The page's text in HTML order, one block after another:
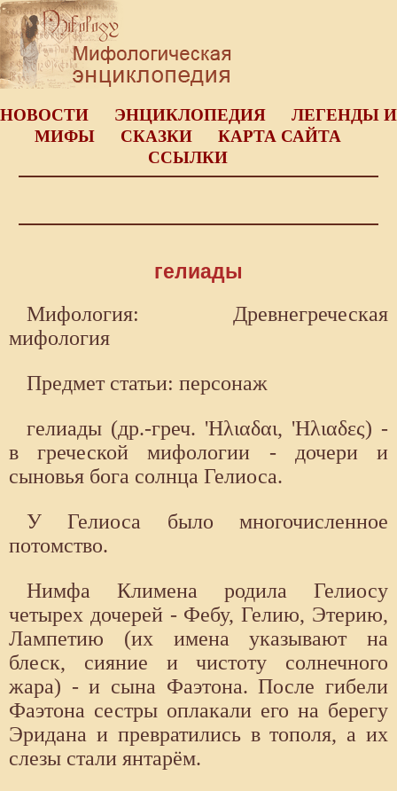
НОВОСТИ ЭНЦИКЛОПЕДИЯ
ЛЕГЕНДЫ И
МИФЫ
СКАЗКИ
КАРТА САЙТА
ССЫЛКИ
гелиады
Мифология: Древнегреческая
мифология
Предмет статьи: персонаж
гелиады (др.-греч. 'Ηλιαδαι, 'Ηλιαδες) -
в греческой мифологии - дочери и
сыновья бога солнца Гелиоса.
У Гелиоса было многочисленное
потомство.
Нимфа Климена родила Гелиосу
четырех дочерей - Фебу, Гелию, Этерию,
Лампетию (их имена указывают на
блеск, сияние и чистоту солнечного
жара) - и сына Фаэтона. После гибели
Фаэтона сестры оплакали его на берегу
Эридана и превратились в тополя, а их
слезы стали янтарём.